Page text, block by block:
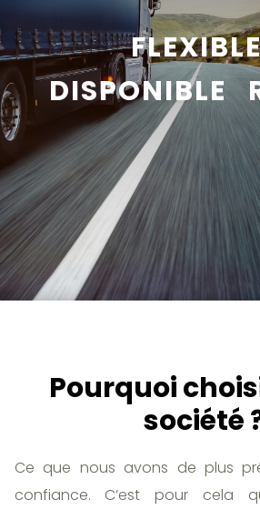
DISPONIBLE
Pourquoi
société
Ce que nous avons de plus
confiance. C’est pour cela